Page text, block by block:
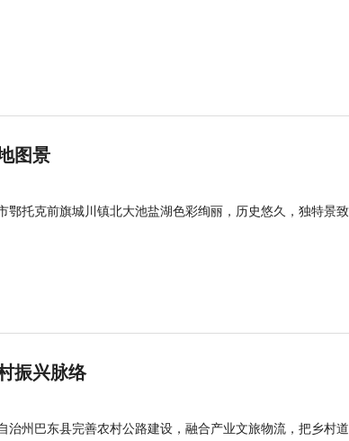
图景
鄂托克前旗城川镇北大池盐湖色彩绚丽，历史悠久，独特景
振兴脉络
治州巴东县完善农村公路建设，融合产业文旅物流，把乡村